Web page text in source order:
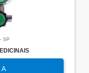
SP